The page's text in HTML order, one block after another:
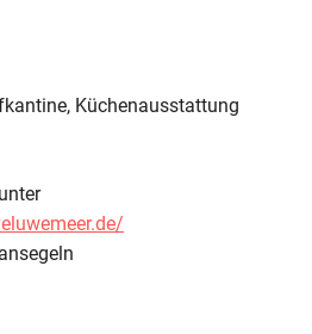
Küchenausstattung